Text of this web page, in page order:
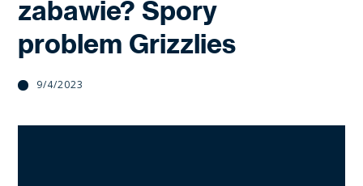
zabawie? Spory
problem Grizzlies
9/4/2023